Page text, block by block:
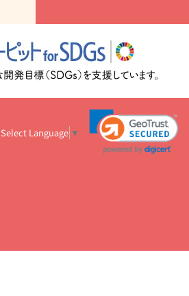
365日の誕生花カレンダー
開店・開業祝
お祝いを贈るときのマナー・
お祝いコラム一覧
誕生日のお花を「色
結婚祝いの予算相場
出産祝いお役立ち情
知識
ペットのお祝いワンポイントアド
スタ）のマナー
お見舞いのマナーとル
お祝い花のマナー総まとめ
の正解は？
開店祝いの花 選び方ガイ
花キューピットのお供え・
花美人5人の「花のある暮らし」
美
Select Language ▼